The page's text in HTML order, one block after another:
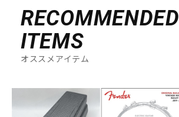
RECOMMENDED
ITEMS
オススメアイテム